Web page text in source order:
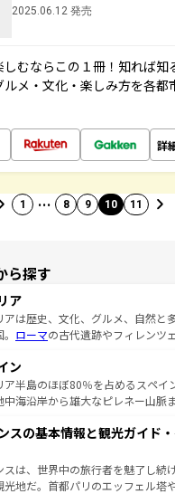
2025.06.12 発売
むならこの１冊！知れば知
メ・文化・楽しみ方を各都
詳
1 … 8 9 10 11
ら探す
ア
アは歴史、文化、グルメ、自然と
ローマの古代遺跡やフィレンツ
トスカーナの美しい田園風景やア
、自然景観も見逃せない。観光の
パスタなど、絶品のイタリア料理
くれるイタリアで、忘れられない
新着のイタリア情報は
ン
ア半島のほぼ80％を占めるスペイ
中海沿岸から雄大なピレネー山脈
根付くこの国では、情熱的なフラ
牛、そして美味しいタパスが生活
都マドリードの洗練された雰囲気
に溢れた街角から、地方では古代
スの基本情報と観光ガイド
スは、世界中の旅行者を魅了し続
光地だ。首都パリのエッフェル塔